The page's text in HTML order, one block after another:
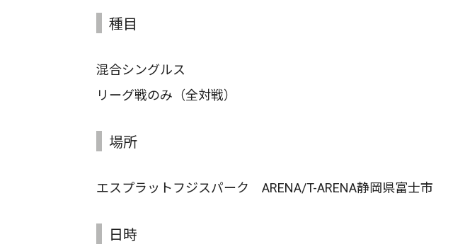
種目
混合シングルス
リーグ戦のみ（全対戦）
場所
エスプラットフジスパーク ARENA/T-ARENA静岡県富士市
日時